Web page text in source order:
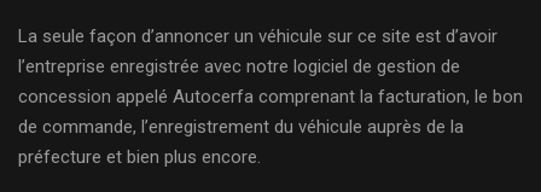
La seule façon d’annoncer un véhicule sur ce site est d’avoir
l’entreprise enregistrée avec notre logiciel de gestion de
concession appelé Autocerfa comprenant la facturation, le bon
de commande, l’enregistrement du véhicule auprès de la
préfecture et bien plus encore.